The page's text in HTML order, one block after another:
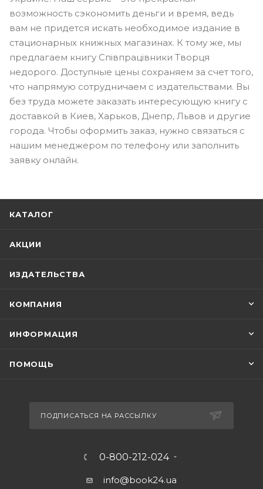
возможность сэкономить деньги и время, ведь
вам не придется искать необходимое издание в
стационарных книжных магазинах. К тому же, мы
предлагаем книгу Співпрацівники Творця
недорого. Доступные цены сохраняем за счет того,
что напрямую сотрудничаем с издательствами. Вы
без труда можете заказать интересующую книгу с
доставкой в Киев, Харьков, Днепр, Львов и другие
города. Чтобы оформить заказ, нужно связаться с
нашим менеджером по телефону или заполнить
заявку онлайн.
КАТАЛОГ
АКЦИИ
ИЗДАТЕЛЬСТВА
КОМПАНИЯ
ИНФОРМАЦИЯ
ПОМОЩЬ
ПОДПИСАТЬСЯ НА РАССЫЛКУ
0-800-212-024
info@book24.ua